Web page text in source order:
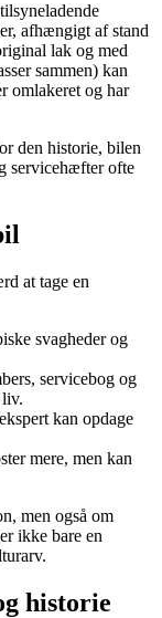
afhængigt af stand
lak og med
sammen) kan
omlakeret og har
den historie, bilen
servicehæfter ofte
at tage en
svagheder og
servicebog og
kan opdage
mere, men kan
men også om
ikke bare en
historie